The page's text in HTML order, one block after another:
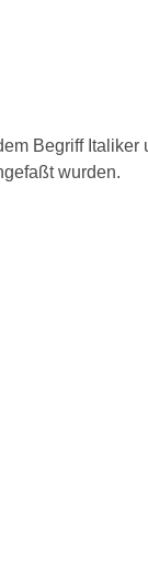
Begriff Italiker
wurden.